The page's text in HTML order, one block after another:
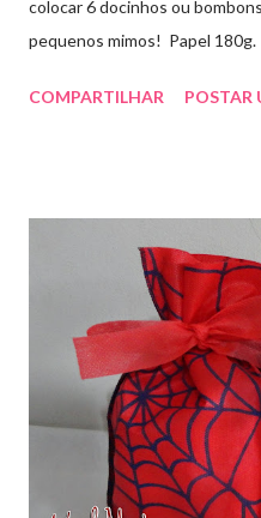
colocar 6 docinhos ou
pequenos mimos! Papel 180g.
entre em contato whatsapp .
COMPARTILHAR POSTAR